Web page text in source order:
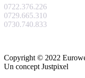
0722.376.226
0729.665.310
0730.740.833
Copyright © 2022
Un concept Justpixel